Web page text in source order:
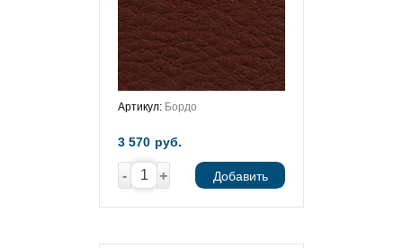
Артикул: Бордо
3 570 руб.
- + Добавить